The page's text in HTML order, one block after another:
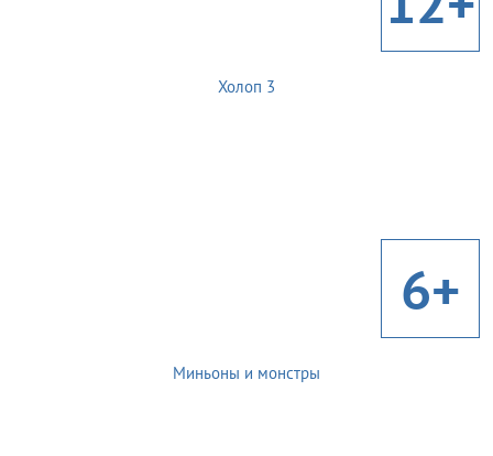
Холоп 3
6+
Миньоны и монстры